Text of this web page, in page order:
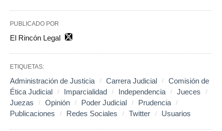
PUBLICADO POR
El Rincón Legal
ETIQUETAS:
Administración de Justicia Carrera Judicial
Comisión de
Ética Judicial
Imparcialidad Independencia
Jueces
Juezas
Opinión Poder Judicial
Prudencia
Publicaciones
Redes Sociales Twitter Usuarios